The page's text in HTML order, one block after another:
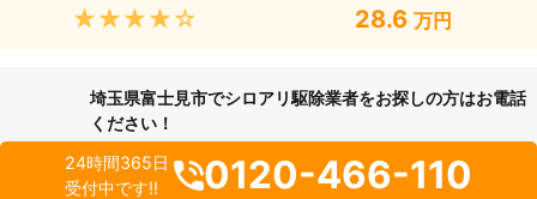
★★★★★ 28.6 万円
埼玉県富士見市でシロアリ駆除業者をお探しの方はお電話
ください！
24時間365日
受付中です!!
0120-466-110